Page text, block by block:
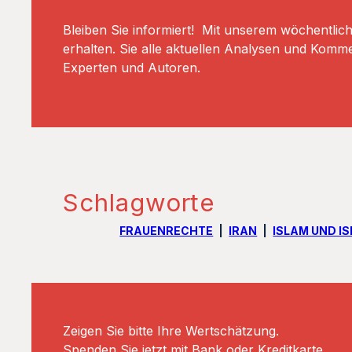
Bleiben Sie informiert! Mit unserem
erhalten. Sie alle aktuellen Analysen und
Experten und Autoren.
Schlagworte
FRAUENRECHTE IRAN ISLAM UND
Zeigen Sie bitte Ihre Wertschätzung.